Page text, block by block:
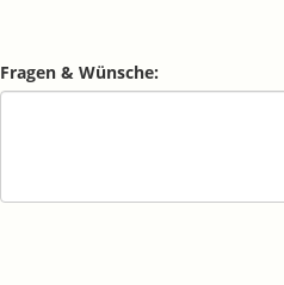
Fragen & Wünsche: